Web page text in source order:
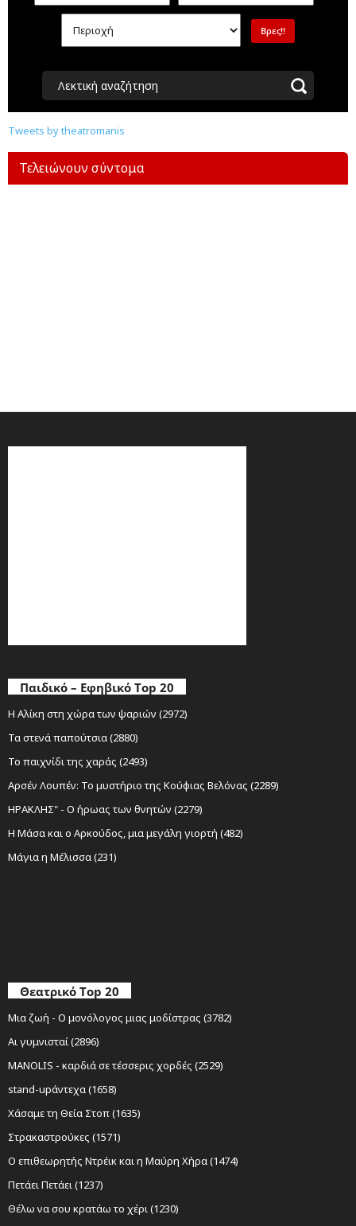
Λεκτική αναζήτηση
Tweets by theatromanis
Τελειώνουν σύντομα
Παιδικό – Εφηβικό Top 20
Η Αλίκη στη χώρα των ψαριών (2972)
Τα στενά παπούτσια (2880)
Το παιχνίδι της χαράς (2493)
Αρσέν Λουπέν: Το μυστήριο της Κούφιας Βελόνας (2289)
ΗΡΑΚΛΗΣ" - Ο ήρωας των θνητών (2279)
Η Μάσα και ο Αρκούδος, μια μεγάλη γιορτή (482)
Μάγια η Μέλισσα (231)
Θεατρικό Top 20
Μια ζωή - Ο μονόλογος μιας μοδίστρας (3782)
Αι γυμνισταί (2896)
MANOLIS - καρδιά σε τέσσερις χορδές (2529)
stand-upάντεχα (1658)
Χάσαμε τη Θεία Στοπ (1635)
Στρακαστρούκες (1571)
Ο επιθεωρητής Ντρέικ και η Μαύρη Χήρα (1474)
Πετάει Πετάει (1237)
Θέλω να σου κρατάω το χέρι (1230)